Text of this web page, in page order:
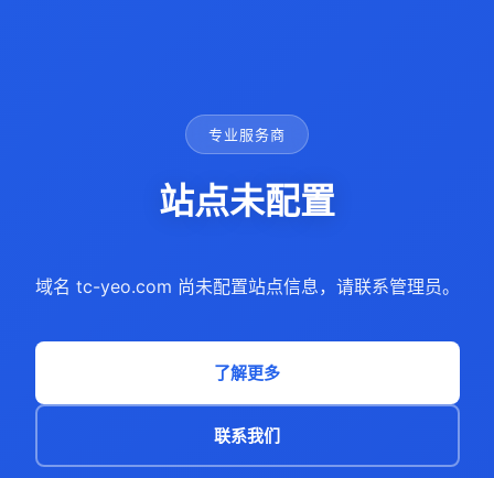
专业服务商
站点未配置
域名 tc-yeo.com 尚未配置站点信息，请联系管理员。
了解更多
联系我们